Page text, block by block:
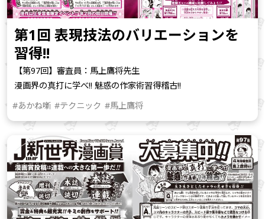
第1回 表現技法のバリエーションを
習得!!
【第97回】審査員：馬上鷹将先生
漫画界の真打に学べ!! 魅惑の作家術習得稽古!!
#あかね噺 #テクニック #馬上鷹将